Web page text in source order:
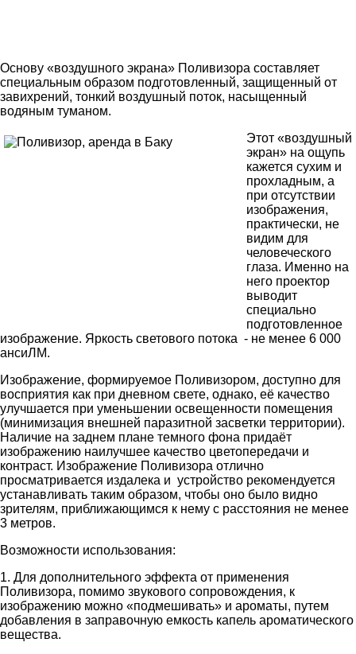
Основу «воздушного экрана» Поливизора составляет
специальным образом подготовленный, защищенный от
завихрений, тонкий воздушный поток, насыщенный
водяным туманом.
Этот «воздушный
экран» на ощупь
кажется сухим и
прохладным, а
при отсутствии
изображения,
практически, не
видим для
человеческого
глаза. Именно на
него проектор
выводит
специально
подготовленное
изображение. Яркость светового потока - не менее 6 000
ансиЛМ.
Изображение, формируемое Поливизором, доступно для
восприятия как при дневном свете, однако, её качество
улучшается при уменьшении освещенности помещения
(минимизация внешней паразитной засветки территории).
Наличие на заднем плане темного фона придаёт
изображению наилучшее качество цветопередачи и
контраст. Изображение Поливизора отлично
просматривается издалека и устройство рекомендуется
устанавливать таким образом, чтобы оно было видно
зрителям, приближающимся к нему с расстояния не менее
3 метров.
Возможности использования:
1. Для дополнительного эффекта от применения
Поливизора, помимо звукового сопровождения, к
изображению можно «подмешивать» и ароматы, путем
добавления в заправочную емкость капель ароматического
вещества.